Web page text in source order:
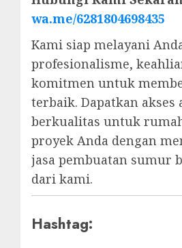
wa.me/6281804698435
Kami siap melayani
profesionalisme,
komitmen untuk
terbaik. Dapatkan
berkualitas untuk
proyek Anda dengan
jasa pembuatan sumur
dari kami.
Hashtag: